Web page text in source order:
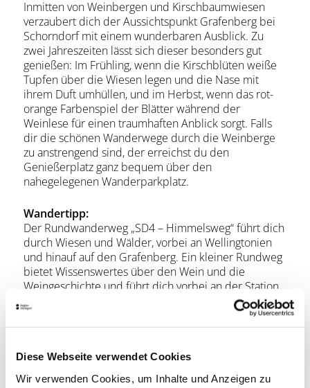
Diese Webseite verwendet Cookies
Wir verwenden Cookies, um Inhalte und Anzeigen zu
Inmitten von Weinbergen und Kirschbaumwiesen
verzaubert dich der Aussichtspunkt Grafenberg bei
Schorndorf mit einem wunderbaren Ausblick. Zu
zwei Jahreszeiten lässt sich dieser besonders gut
genießen: Im Frühling, wenn die Kirschblüten weiße
Tupfen über die Wiesen legen und die Nase mit
ihrem Duft umhüllen, und im Herbst, wenn das rot-
orange Farbenspiel der Blätter während der
Weinlese für einen traumhaften Anblick sorgt. Falls
dir die schönen Wanderwege durch die Weinberge
zu anstrengend sind, der erreichst du den
Genießerplatz ganz bequem über den
nahegelegenen Wanderparkplatz.
Wandertipp:
Der Rundwanderweg „SD4 – Himmelsweg“ führt dich
durch Wiesen und Wälder, vorbei an Wellingtonien
und hinauf auf den Grafenberg. Ein kleiner Rundweg
bietet Wissenswertes über den Wein und die
Weingeschichte und führt dich vorbei an der Station
„Prisma“ der Remstal Gartenschau 2019. Oben
angekommen bietet dir die Aussichtsplattform
Gelegenheit für ein Picknick mit Ausblick über
Lage & Kontakt